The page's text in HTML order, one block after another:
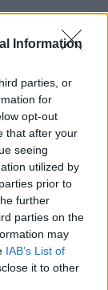
Information
parties, or
for
opt-out
that after your
seeing
utilized by
prior to
further
parties on the
may
IAB’s List of
it to other